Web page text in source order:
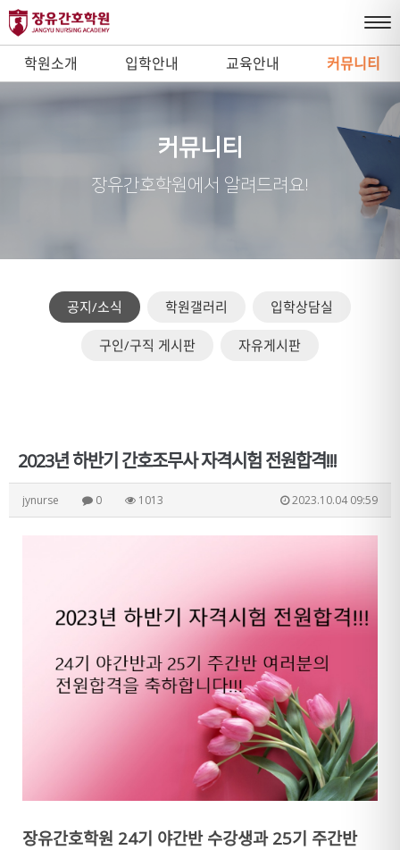
학원소개 입학안내 교육안내 커뮤니티
커뮤니티
장유간호학원에서 알려드려요!
공지/소식 학원갤러리 입학상담실
구인/구직 게시판 자유게시판
2023년 하반기 간호조무사 자격시험 전원합격!!!
jynurse 0 1013 2023.10.04 09:59
장유간호학원 24기 야간반 수강생과 25기 주간반